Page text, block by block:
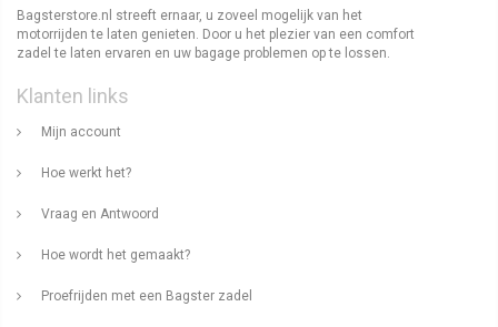
Bagsterstore.nl streeft ernaar, u zoveel mogelijk van het
motorrijden te laten genieten. Door u het plezier van een comfort
zadel te laten ervaren en uw bagage problemen op te lossen.
Klanten links
Mijn account
Hoe werkt het?
Vraag en Antwoord
Hoe wordt het gemaakt?
Proefrijden met een Bagster zadel